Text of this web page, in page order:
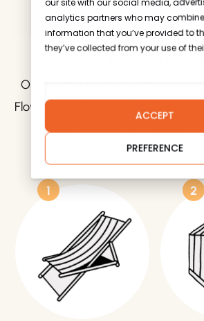
analytics partners who may
information that you’ve provided to
they’ve collected from your use of
ACCEPT
PREFERENCE
Go To Shop
Waarom kopen bij
Amsterdam
Ontdek het gemak en de
Flowerbulbs Amsterdam.
en bloembollen, direct
1 2